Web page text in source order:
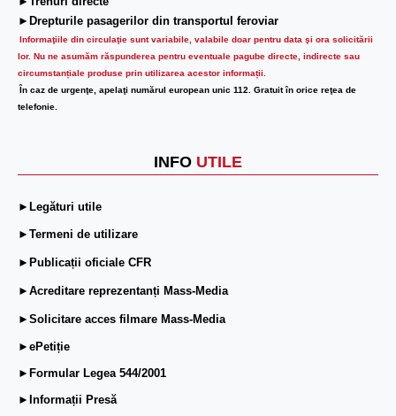
►Drepturile pasagerilor din transportul feroviar
Informaţiile din circulaţie sunt variabile, valabile doar pentru data şi ora solicitării
lor. Nu ne asumăm răspunderea pentru eventuale pagube directe, indirecte sau
circumstanțiale produse prin utilizarea acestor informații.
În caz de urgenţe, apelaţi numărul european unic 112. Gratuit în orice reţea de
telefonie.
INFO UTILE
►Legături utile
►Termeni de utilizare
►Publicații oficiale CFR
►Acreditare reprezentanți Mass-Media
►Solicitare acces filmare Mass-Media
►ePetiție
►Formular Legea 544/2001
►Informații Presă